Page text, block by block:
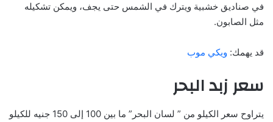
في صناديق خشبية ويترك في الشمس حتى يجف، ويمكن تشكيله
مثل الصابون.
قد يهمك: ويكي موب
سعر زبد البحر
يتراوح سعر الكيلو من ” لسان البحر” ما بين 100 إلى 150 جنيه للكيلو